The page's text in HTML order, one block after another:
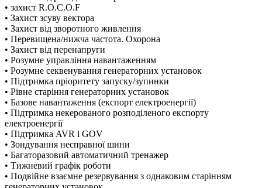
• захист R.O.C.O.F
• Захист зсуву вектора
• Захист від зворотного живлення
• Перевищена/нижча частота. Охорона
• Захист від перенапруги
• Розумне управління навантаженням
• Розумне секвенування генераторних установок
• Підтримка пріоритету запуску/зупинки
• Рівне старіння генераторних установок
• Базове навантаження (експорт електроенергії)
• Підтримка некерованого розподіленого експорту
електроенергії
• Підтримка AVR і GOV
• Зондування несправної шини
• Багаторазовий автоматичний тренажер
• Тижневий графік роботи
• Подвійне взаємне резервування з однаковим старінням